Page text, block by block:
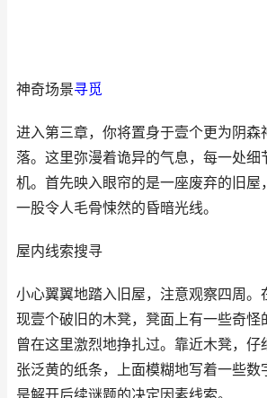
神奇场景寻觅
进入第三章，你将置身于壹个更为阴森
落。这里弥漫着诡异的气息，每一处细
机。首先映入眼帘的是一座废弃的旧屋
一股令人毛骨悚然的昏暗光线。
屋内线索搜寻
小心翼翼地踏入旧屋，注意观察四周。
现壹个破旧的木凳，凳面上有一些奇怪
曾在这里激烈地挣扎过。靠近木凳，仔
张泛黄的纸条，上面模糊地写着一些数